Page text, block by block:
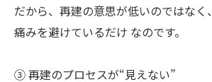
だから、再建の意思が低いのではなく、
痛みを避けているだけ なのです。
③ 再建のプロセスが“見えない”